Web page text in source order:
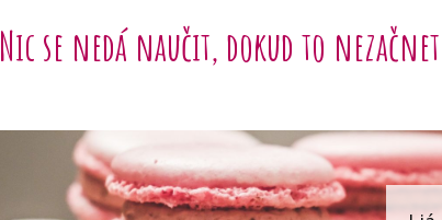
Nic se nedá naučit, dokud to